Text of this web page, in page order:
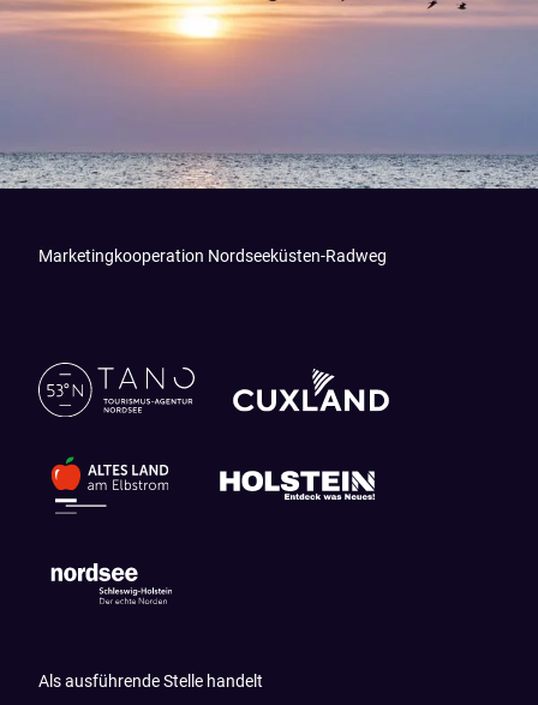
Marketingkooperation Nordseeküsten-Radweg
Als ausführende Stelle handelt